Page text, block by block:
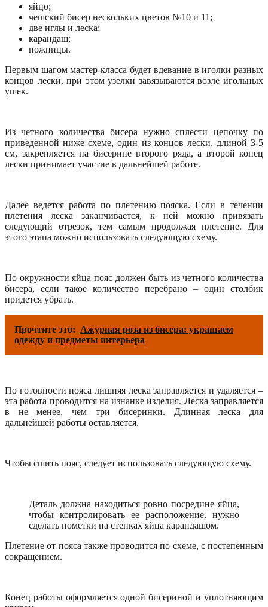
яйцо;
чешский бисер нескольких цветов №10 и 11;
две иглы и леска;
карандаш;
ножницы.
Первым шагом мастер-класса будет вдевание в иголки разных
концов лески, при этом узелки завязываются возле игольных
ушек.
Из четного количества бисера нужно сплести цепочку по
приведенной ниже схеме, один из концов лески, длиной 3-5
см, закрепляется на бисерине второго ряда, а второй конец
лески принимает участие в дальнейшей работе.
Далее ведется работа по плетению пояска. Если в течении
плетения леска заканчивается, к ней можно привязать
следующий отрезок, тем самым продолжая плетение. Для
этого этапа можно использовать следующую схему.
По окружности яйца пояс должен быть из четного количества
бисера, если такое количество перебрано – один столбик
придется убрать.
Прочтите это: Ажурная роза из бисера: украшаем
одежду и предметы интерьера
По готовности пояса лишняя леска заправляется и удаляется –
эта работа проводится на изнанке изделия. Леска заправляется
в не менее, чем три бисеринки. Длинная леска для
дальнейшей работы оставляется.
Чтобы сшить пояс, следует использовать следующую схему.
Деталь должна находиться ровно посредине яйца,
чтобы контролировать ее расположение, нужно
сделать пометки на стенках яйца карандашом.
Плетение от пояса также проводится по схеме, с постепенным
сокращением.
Конец работы оформляется одной бисериной и уплотняющим